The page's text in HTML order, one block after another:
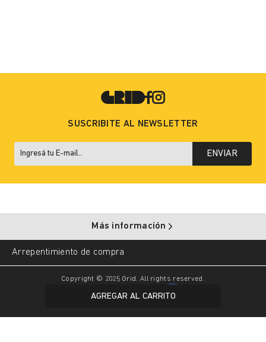
AGREGAR AL CARRITO
SUSCRIBITE AL NEWSLETTER
ENVIAR
Más información
Arrepentimiento de compra
Copyright © 2025 Grid. All rights reserved.